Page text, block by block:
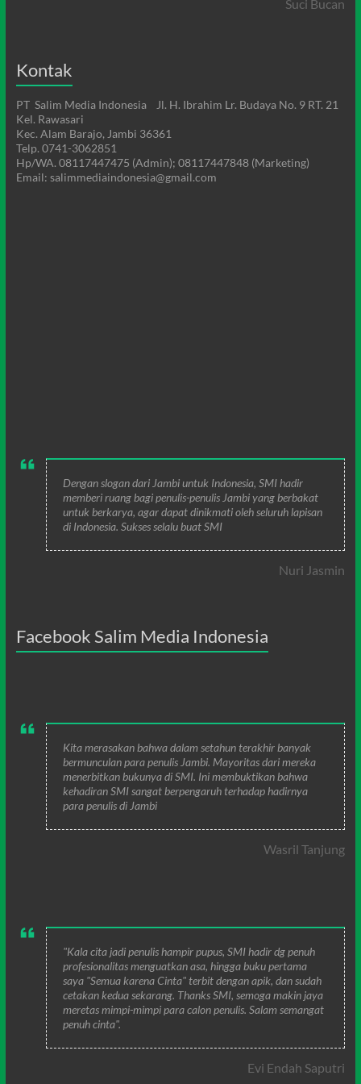
Suci Bucan
Kontak
PT Salim Media Indonesia Jl. H. Ibrahim Lr. Budaya No. 9 RT. 21
Kel. Rawasari
Kec. Alam Barajo, Jambi 36361
Telp. 0741-3062851
Hp/WA. 08117447475 (Admin); 08117447848 (Marketing)
Email: salimmediaindonesia@gmail.com
Dengan slogan dari Jambi untuk Indonesia, SMI hadir
memberi ruang bagi penulis-penulis Jambi yang berbakat
untuk berkarya, agar dapat dinikmati oleh seluruh lapisan
di Indonesia. Sukses selalu buat SMI
Nuri Jasmin
Facebook Salim Media Indonesia
Kita merasakan bahwa dalam setahun terakhir banyak
bermunculan para penulis Jambi. Mayoritas dari mereka
menerbitkan bukunya di SMI. Ini membuktikan bahwa
kehadiran SMI sangat berpengaruh terhadap hadirnya
para penulis di Jambi
Wasril Tanjung
"Kala cita jadi penulis hampir pupus, SMI hadir dg penuh
profesionalitas menguatkan asa, hingga buku pertama
saya "Semua karena Cinta" terbit dengan apik, dan sudah
cetakan kedua sekarang. Thanks SMI, semoga makin jaya
meretas mimpi-mimpi para calon penulis. Salam semangat
penuh cinta".
Evi Endah Saputri